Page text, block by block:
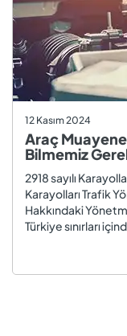
12 Kasım 2024
Araç
Bilmemiz
2918 sayılı
Karayolları Trafik
Hakkındaki
Türkiye sınırları
zorundadır. Araç
kamyon, kamyo...